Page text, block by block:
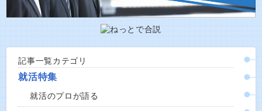
記事一覧カテゴリ
就活特集
就活のプロが語る